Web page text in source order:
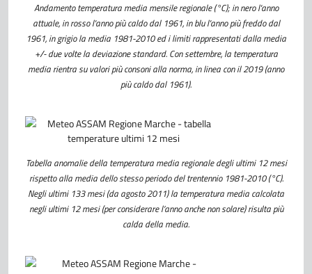
Andamento temperatura media mensile regionale (°C); in nero l'anno
attuale, in rosso l'anno più caldo dal 1961, in blu l'anno più freddo dal
1961, in grigio la media 1981-2010 ed i limiti rappresentati dalla media
+/- due volte la deviazione standard. Con settembre, la temperatura
media rientra su valori più consoni alla norma, in linea con il 2019 (anno
più caldo dal 1961).
Tabella anomalie della temperatura media regionale degli ultimi 12 mesi
rispetto alla media dello stesso periodo del trentennio 1981-2010 (°C).
Negli ultimi 133 mesi (da agosto 2011) la temperatura media calcolata
negli ultimi 12 mesi (per considerare l’anno anche non solare) risulta più
calda della media.